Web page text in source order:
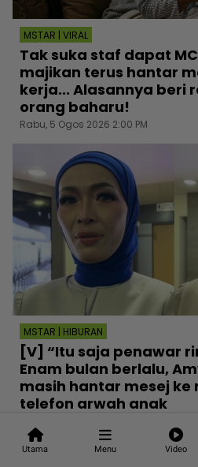
Utama Menu Video
MSTAR | VIRAL
Tak suka staf dapat
majikan terus hantar
kerja... Alasannya beri
orang baharu!
Rabu, 5 Ogos 2026 2:00 PM
MSTAR | HIBURAN
[V] “Itu saja penawar
Enam bulan berlalu,
masih hantar mesej ke
telefon arwah anak